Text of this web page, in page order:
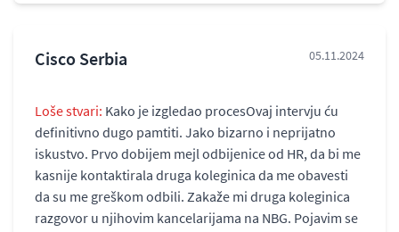
Cisco Serbia 05.11.2024
Loše stvari: Kako je izgledao procesOvaj intervju ću
definitivno dugo pamtiti. Jako bizarno i neprijatno
iskustvo. Prvo dobijem mejl odbijenice od HR, da bi me
kasnije kontaktirala druga koleginica da me obavesti
da su me greškom odbili. Zakaže mi druga koleginica
razgovor u njihovim kancelarijama na NBG. Pojavim se